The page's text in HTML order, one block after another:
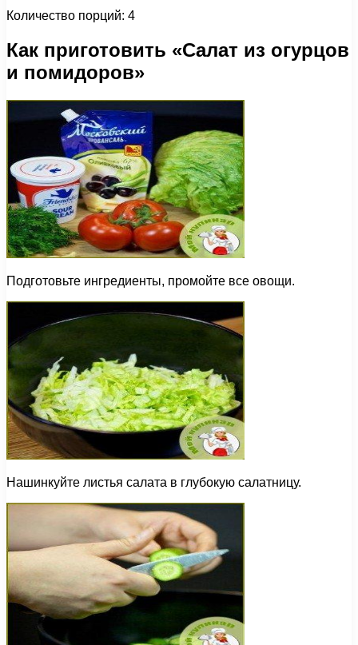
Количество порций: 4
Как приготовить «Салат из огурцов
и помидоров»
Подготовьте ингредиенты, промойте все овощи.
Нашинкуйте листья салата в глубокую салатницу.